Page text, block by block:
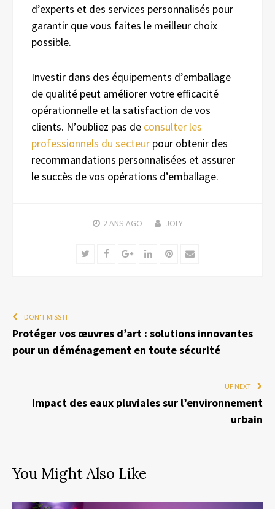
d’experts et des services personnalisés pour
garantir que vous faites le meilleur choix
possible.
Investir dans des équipements d’emballage
de qualité peut améliorer votre efficacité
opérationnelle et la satisfaction de vos
clients. N’oubliez pas de consulter les
professionnels du secteur pour obtenir des
recommandations personnalisées et assurer
le succès de vos opérations d’emballage.
2 ANS AGO JOLY
TwitterFacebookGoogle+LinkedInPinterest
Email
DON'T MISS IT
Protéger vos œuvres d’art : solutions innovantes
pour un déménagement en toute sécurité
UP NEXT
Impact des eaux pluviales sur l’environnement
urbain
You Might Also Like